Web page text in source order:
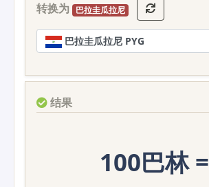
转换为 巴拉圭瓜拉尼
巴拉圭瓜拉尼 PYG
结果
100巴林 =